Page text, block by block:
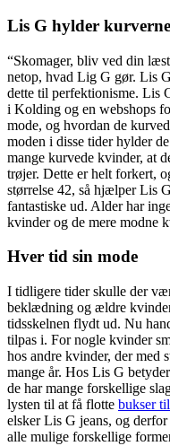
Lis G hylder kurverne
“Skomager, bliv ved din
netop, hvad Lig G gør. Lis
dette til perfektionisme. Lis
i Kolding og en webshops
mode, og hvordan de
moden i disse tider hylder
mange kurvede kvinder, at
trøjer. Dette er helt forkert,
størrelse 42, så hjælper Lis
fantastiske ud. Alder har
kvinder og de mere modne
Hver tid sin mode
I tidligere tider skulle der
beklædning og ældre
tidsskelnen flydt ud. Nu
tilpas i. For nogle kvinder
hos andre kvinder, der med
mange år. Hos Lis G
de har mange forskellige
lysten til at få flotte bukser
elsker Lis G jeans, og
alle mulige forskellige